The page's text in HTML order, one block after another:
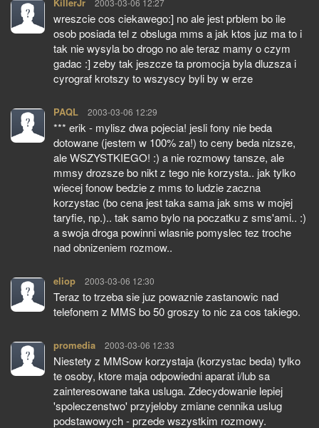
2003-03-06 12:27
wreszcie cos ciekawego:] no ale jest prblem bo ile
osob posiada tel z obsluga mms a jak ktos juz ma to i
tak nie wysyla bo drogo no ale teraz mamy o czym
gadac :] zeby tak jeszcze ta promocja byla dluzsza i
cyrograf krotszy to wszyscy byli by w erze
PAQL pisze:
2003-03-06 12:29
*** erik - mylisz dwa pojecia! jesli fony nie beda
dotowane (jestem w 100% za!) to ceny beda nizsze,
ale WSZYSTKIEGO! :) a nie rozmowy tansze, ale
mmsy drozsze bo nikt z tego nie korzysta.. jak tylko
wiecej fonow bedzie z mms to ludzie zaczna
korzystac (bo cena jest taka sama jak sms w mojej
taryfie, np.).. tak samo bylo na poczatku z sms'ami.. :)
a swoja droga powinni wlasnie pomyslec tez troche
nad obnizeniem rozmow..
eliop pisze:
2003-03-06 12:30
Teraz to trzeba sie juz powaznie zastanowic nad
telefonem z MMS bo 50 groszy to nic za cos takiego.
promedia pisze:
2003-03-06 12:33
Niestety z MMSow korzystaja (korzystac beda) tylko
te osoby, ktore maja odpowiedni aparat i/lub sa
zainteresowane taka usluga. Zdecydowanie lepiej
'spoleczenstwo' przyjeloby zmiane cennika uslug
podstawowych - przede wszystkim rozmowy.